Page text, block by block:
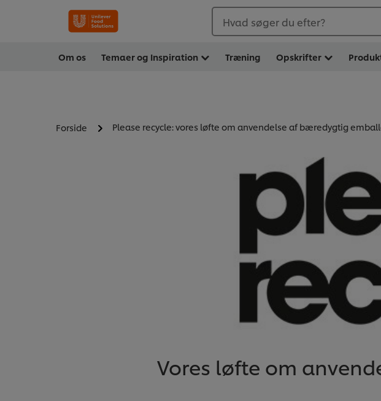
Hvad søger du efter?
Om os Temaer og Inspiration Træning Opskrifter
Forside Please recycle: vores løfte om anvendelse af bæredygtig
Vores løfte om